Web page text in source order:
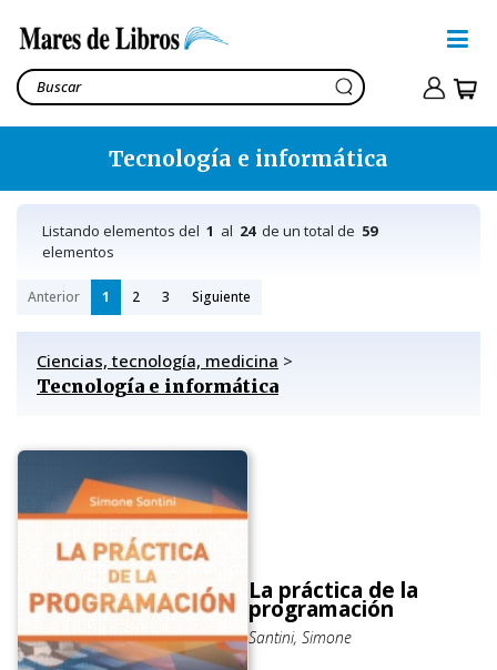
Tecnología e informática
Listando elementos del 1 al 24de un total de 59
elementos
Anterior 1 2 3 Siguiente
Ciencias, tecnología, medicina >
Tecnología e informática
La práctica de la
programación
Santini, Simone